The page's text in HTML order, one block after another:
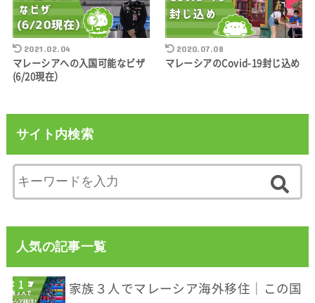
2021.02.04
マレーシアへの入国可能なビザ
(6/20現在）
2020.07.08
マレーシアのCovid-19封じ込め
サイト内検索
人気の記事一覧
家族３人でマレーシア海外移住｜この国